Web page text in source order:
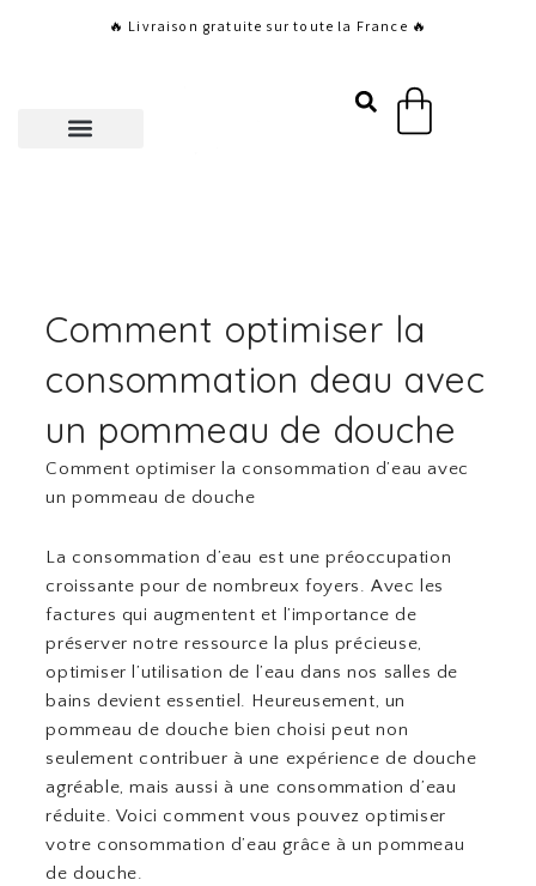
🔥 Livraison gratuite sur toute la France 🔥
Panier
Comment optimiser la
consommation deau avec
un pommeau de douche
Comment optimiser la consommation d’eau avec
un pommeau de douche
La consommation d’eau est une préoccupation
croissante pour de nombreux foyers. Avec les
factures qui augmentent et l’importance de
préserver notre ressource la plus précieuse,
optimiser l’utilisation de l’eau dans nos salles de
bains devient essentiel. Heureusement, un
pommeau de douche bien choisi peut non
seulement contribuer à une expérience de douche
agréable, mais aussi à une consommation d’eau
réduite. Voici comment vous pouvez optimiser
votre consommation d’eau grâce à un pommeau
de douche.